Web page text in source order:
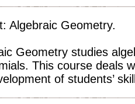
Algebraic Geometry.
Geometry studies
This course deals
of students’